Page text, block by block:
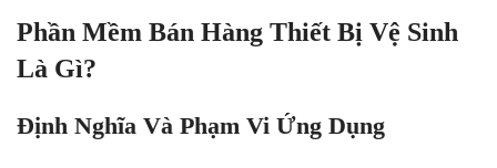
Phần Mềm Bán Hàng Thiết Bị Vệ Sinh
Là Gì?
Định Nghĩa Và Phạm Vi Ứng Dụng